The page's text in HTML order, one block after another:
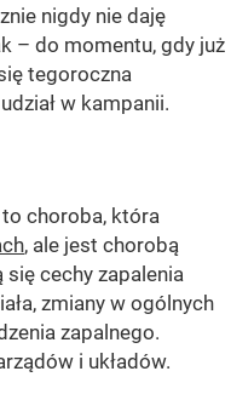
nigdy nie daję
– do momentu, gdy już
tegoroczna
w kampanii.
choroba, która
, ale jest chorobą
cechy zapalenia
zmiany w ogólnych
zapalnego.
i układów.